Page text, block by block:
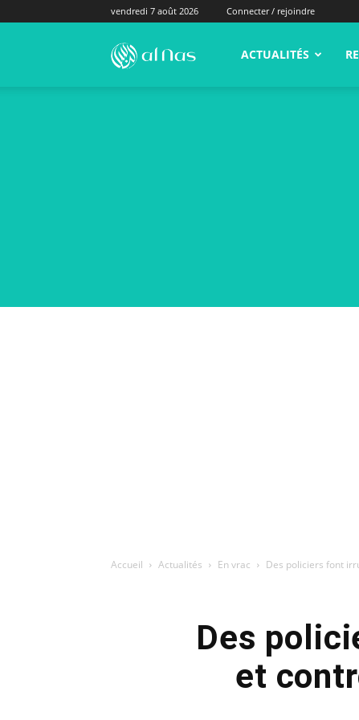
vendredi 7 août 2026 Connecter / rejoindre
alNas.fr ACTUALITÉS
Accueil Actualités En vrac Des policiers font
Des
et